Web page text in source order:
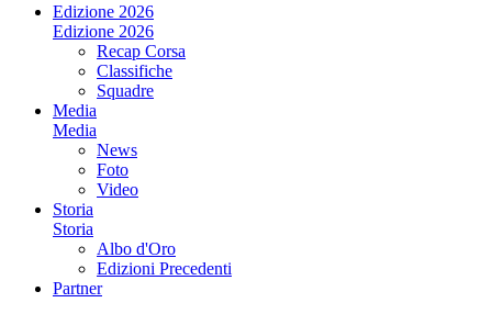
Edizione 2026
Edizione 2026
Recap Corsa
Classifiche
Squadre
Media
Media
News
Foto
Video
Storia
Storia
Albo d'Oro
Edizioni Precedenti
Partner